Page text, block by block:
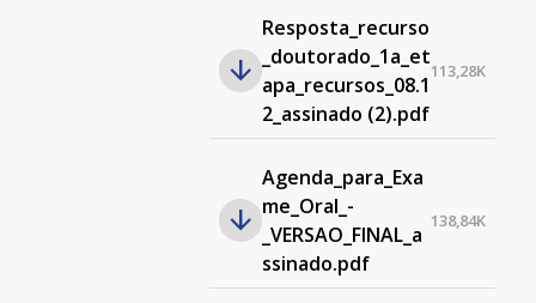
Resposta_recurso
_doutorado_1a_et
apa_recursos_08.1
2_assinado (2).pdf
113,28K
Agenda_para_Exa
me_Oral_-
_VERSAO_FINAL_a
ssinado.pdf
138,84K